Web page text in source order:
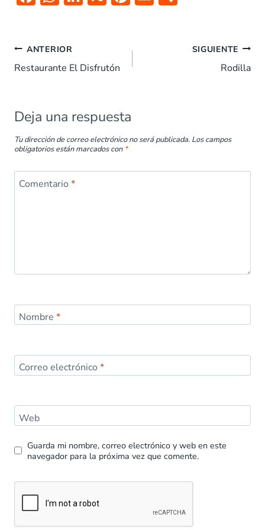
b
o
k
s
A
p
dI
es
t
ANTERIOR
Restaurante El Disfrutón
SIGUIENTE
Rodilla
Deja una respuesta
Tu dirección de correo electrónico no será publicada. Los campos
obligatorios están marcados con *
Comentario *
Nombre *
Correo electrónico *
Web
Guarda mi nombre, correo electrónico y web en este
navegador para la próxima vez que comente.